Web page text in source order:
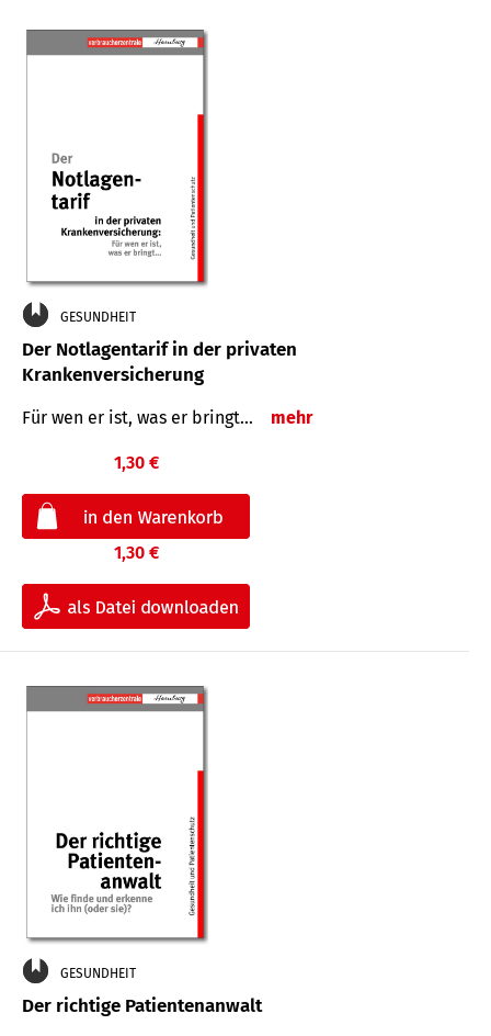
GESUNDHEIT
Der Notlagentarif in der privaten
Krankenversicherung
Für wen er ist, was er bringt… mehr
1,30 €
1,30 €
GESUNDHEIT
Der richtige Patientenanwalt